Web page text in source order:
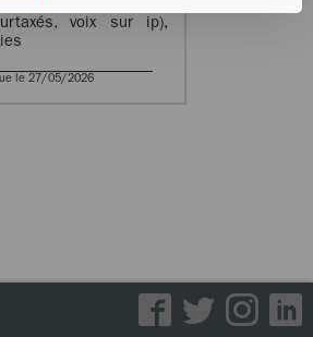
voix sur ip),
le 27/05/2026